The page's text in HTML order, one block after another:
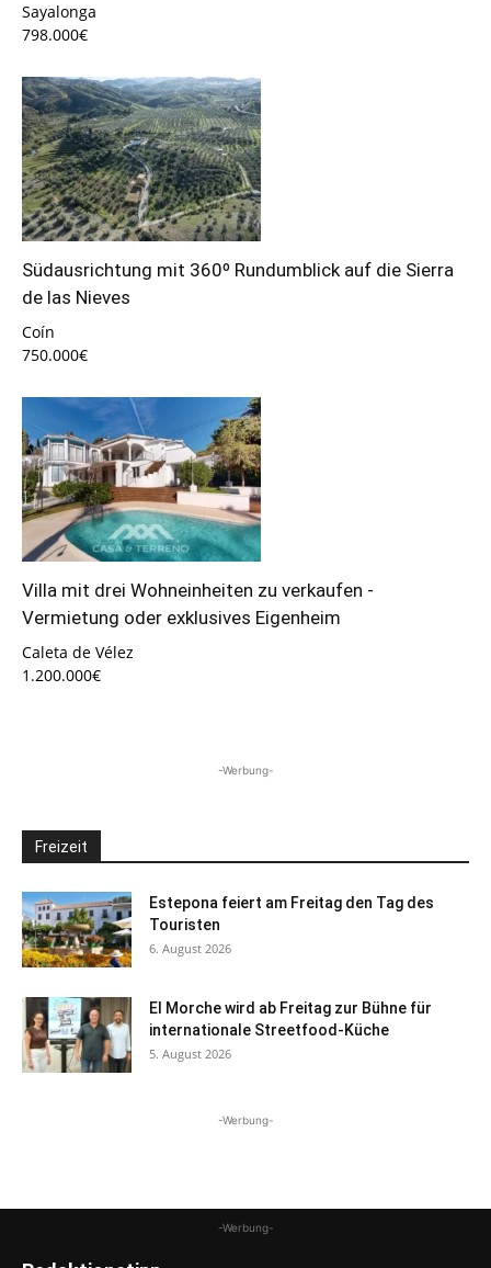
Sayalonga
798.000€
Südausrichtung mit 360º Rundumblick auf die Sierra
de las Nieves
Coín
750.000€
Villa mit drei Wohneinheiten zu verkaufen -
Vermietung oder exklusives Eigenheim
Caleta de Vélez
1.200.000€
-Werbung-
Freizeit
Estepona feiert am Freitag den Tag des
Touristen
6. August 2026
El Morche wird ab Freitag zur Bühne für
internationale Streetfood-Küche
5. August 2026
-Werbung-
-Werbung-